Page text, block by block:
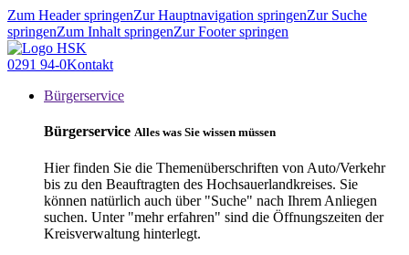
Zum Header springenZur Hauptnavigation springenZur Suche
springenZum Inhalt springenZur Footer springen
0291 94-0Kontakt
Bürgerservice
Bürgerservice Alles was Sie wissen müssen
Hier finden Sie die Themenüberschriften von Auto/Verkehr
bis zu den Beauftragten des Hochsauerlandkreises. Sie
können natürlich auch über "Suche" nach Ihrem Anliegen
suchen. Unter "mehr erfahren" sind die Öffnungszeiten der
Kreisverwaltung hinterlegt.